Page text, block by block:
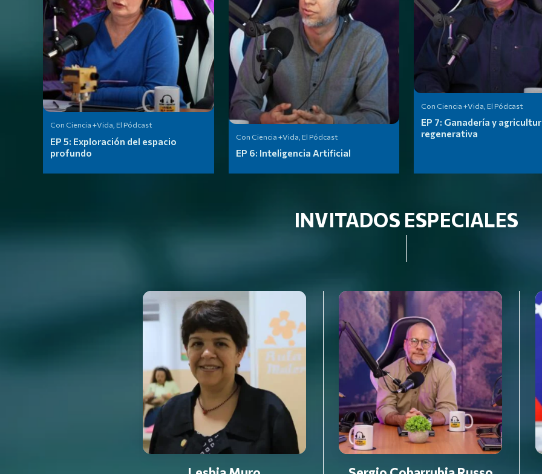
Con Ciencia +Vida, El Pódcast
EP 5: Exploración del espacio
profundo
Con Ciencia +Vida, El Pódcast
EP 6: Inteligencia Artificial
Con Ciencia +Vida, El Pódcast
EP 7: Ganadería y
regenerativa
INVITADOS ESPECIALES